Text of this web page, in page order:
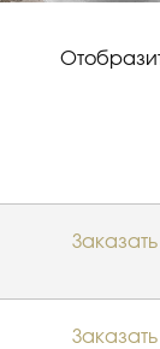
Заказать
Заказать